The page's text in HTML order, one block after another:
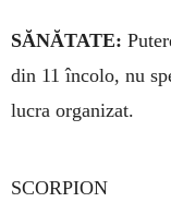
SĂNĂTATE:
din 11 încolo, nu
lucra organizat.
SCORPION